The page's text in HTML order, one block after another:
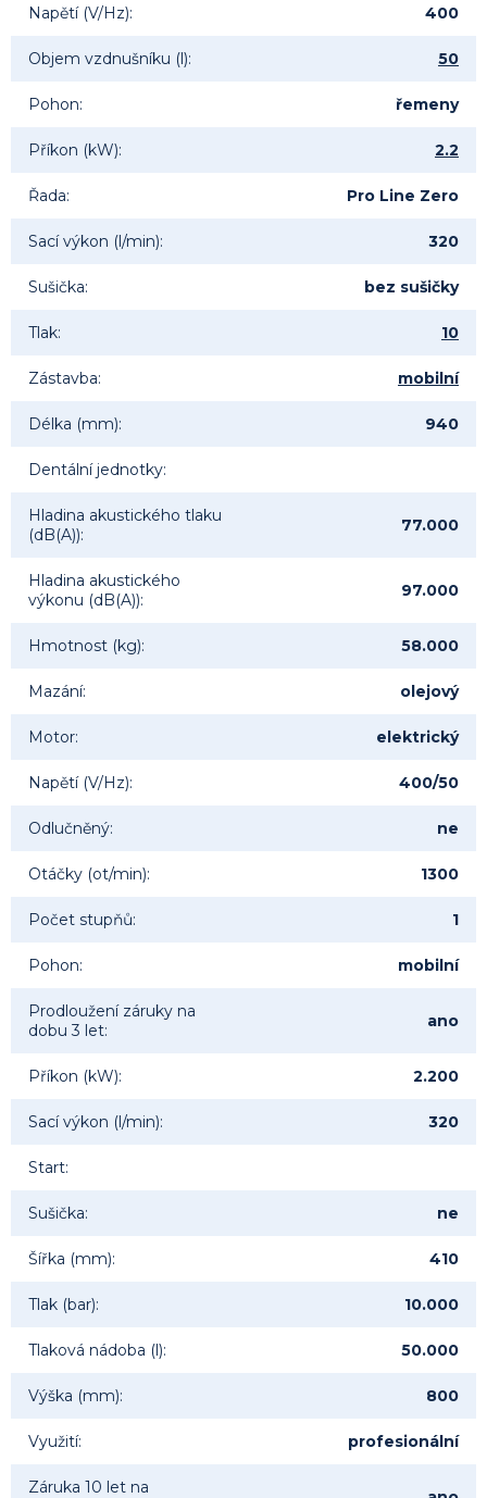
Napětí (V/Hz): 400
Objem vzdnušníku (l): 50
Pohon: řemeny
Příkon (kW): 2.2
Řada: Pro Line Zero
Sací výkon (l/min): 320
Sušička: bez sušičky
Tlak: 10
Zástavba: mobilní
Délka (mm): 940
Dentální jednotky:
Hladina akustického tlaku
(dB(A)): 77.000
Hladina akustického
výkonu (dB(A)): 97.000
Hmotnost (kg): 58.000
Mazání: olejový
Motor: elektrický
Napětí (V/Hz): 400/50
Odlučněný: ne
Otáčky (ot/min): 1300
Počet stupňů: 1
Pohon: mobilní
Prodloužení záruky na
dobu 3 let: ano
Příkon (kW): 2.200
Sací výkon (l/min): 320
Start:
Sušička: ne
Šířka (mm): 410
Tlak (bar): 10.000
Tlaková nádoba (l): 50.000
Výška (mm): 800
Využití: profesionální
Záruka 10 let na